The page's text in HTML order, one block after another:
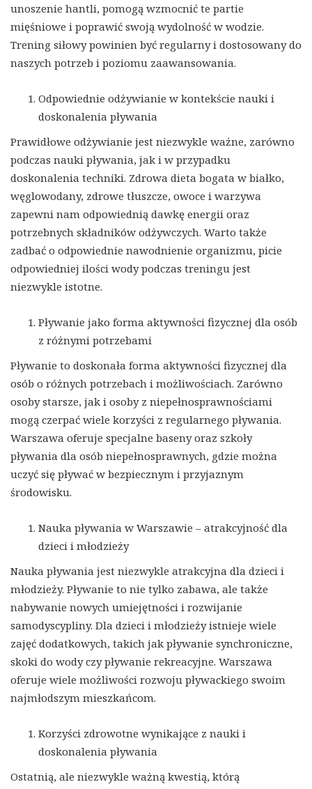
unoszenie hantli, pomogą wzmocnić te partie
mięśniowe i poprawić swoją wydolność w wodzie.
Trening siłowy powinien być regularny i dostosowany do
naszych potrzeb i poziomu zaawansowania.
Odpowiednie odżywianie w kontekście nauki i
doskonalenia pływania
Prawidłowe odżywianie jest niezwykle ważne, zarówno
podczas nauki pływania, jak i w przypadku
doskonalenia techniki. Zdrowa dieta bogata w białko,
węglowodany, zdrowe tłuszcze, owoce i warzywa
zapewni nam odpowiednią dawkę energii oraz
potrzebnych składników odżywczych. Warto także
zadbać o odpowiednie nawodnienie organizmu, picie
odpowiedniej ilości wody podczas treningu jest
niezwykle istotne.
Pływanie jako forma aktywności fizycznej dla osób
z różnymi potrzebami
Pływanie to doskonała forma aktywności fizycznej dla
osób o różnych potrzebach i możliwościach. Zarówno
osoby starsze, jak i osoby z niepełnosprawnościami
mogą czerpać wiele korzyści z regularnego pływania.
Warszawa oferuje specjalne baseny oraz szkoły
pływania dla osób niepełnosprawnych, gdzie można
uczyć się pływać w bezpiecznym i przyjaznym
środowisku.
Nauka pływania w Warszawie – atrakcyjność dla
dzieci i młodzieży
Nauka pływania jest niezwykle atrakcyjna dla dzieci i
młodzieży. Pływanie to nie tylko zabawa, ale także
nabywanie nowych umiejętności i rozwijanie
samodyscypliny. Dla dzieci i młodzieży istnieje wiele
zajęć dodatkowych, takich jak pływanie synchroniczne,
skoki do wody czy pływanie rekreacyjne. Warszawa
oferuje wiele możliwości rozwoju pływackiego swoim
najmłodszym mieszkańcom.
Korzyści zdrowotne wynikające z nauki i
doskonalenia pływania
Ostatnią, ale niezwykle ważną kwestią, którą